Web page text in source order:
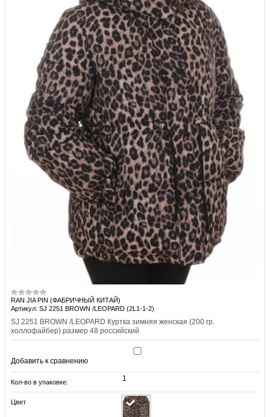
RAN JIA PIN (ФАБРИЧНЫЙ КИТАЙ)
Артикул: SJ 2251 BROWN /LEOPARD (2L1-1-2)
SJ 2251 BROWN /LEOPARD Куртка зимняя женская (200 гр.
холлофайбер) размер 48 российский
Добавить к сравнению
Кол-во в упаковке: 1
Цвет